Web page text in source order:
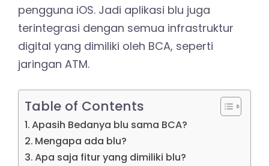
pengguna iOS. Jadi aplikasi blu juga
terintegrasi dengan semua infrastruktur
digital yang dimiliki oleh BCA, seperti
jaringan ATM.
Table of Contents
Apasih Bedanya blu sama BCA?
Mengapa ada blu?
Apa saja fitur yang dimiliki blu?